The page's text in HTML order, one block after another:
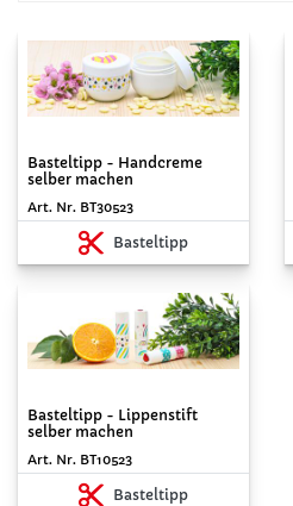
Basteltipp - Handcreme
selber machen
Art. Nr. BT30523
Basteltipp
Basteltipp - Lippenstift
selber machen
Art. Nr. BT10523
Basteltipp